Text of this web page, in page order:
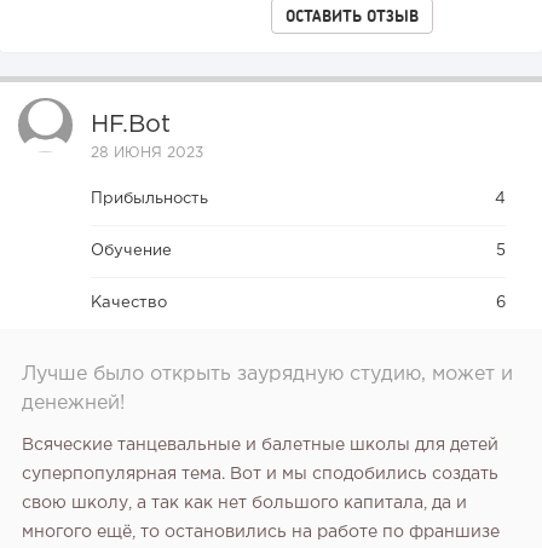
ОСТАВИТЬ ОТЗЫВ
HF.bot
28 ИЮНЯ 2023
Прибыльность 4
Обучение 5
Качество 6
Лучше было открыть заурядную студию, может и
денежней!
Всяческие танцевальные и балетные школы для детей
суперпопулярная тема. Вот и мы сподобились создать
свою школу, а так как нет большого капитала, да и
многого ещё, то остановились на работе по франшизе